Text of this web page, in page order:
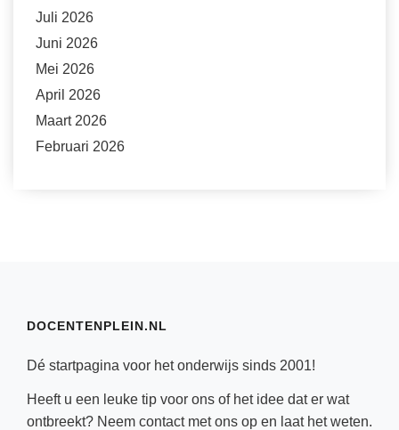
Juli 2026
Juni 2026
Mei 2026
April 2026
Maart 2026
Februari 2026
DOCENTENPLEIN.NL
Dé startpagina voor het onderwijs sinds 2001!
Heeft u een leuke tip voor ons of het idee dat er wat
ontbreekt? Neem contactmet ons op en laat het weten.